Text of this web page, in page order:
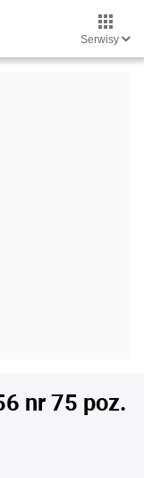
Serwisy
nr 75 poz.